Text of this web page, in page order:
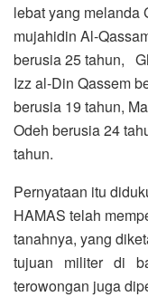
lebat yang
mujahidin Al-
berusia 25 tahun,
Izz al-Din Qassem
berusia 19 tahun,
Odeh berusia 24
tahun.
Pernyataan itu
HAMAS telah
tanahnya, yang
tujuan militer di
terowongan juga